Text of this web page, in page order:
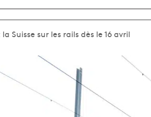
Suisse sur les rails dès le 16 avril